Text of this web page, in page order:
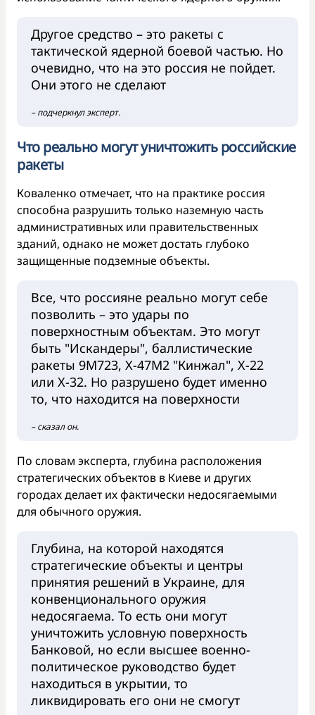
Другое средство – это ракеты с
тактической ядерной боевой частью. Но
очевидно, что на это россия не пойдет.
Они этого не сделают
– подчеркнул эксперт.
Что реально могут уничтожить российские
ракеты
Коваленко отмечает, что на практике россия
способна разрушить только наземную часть
административных или правительственных
зданий, однако не может достать глубоко
защищенные подземные объекты.
Все, что россияне реально могут себе
позволить – это удары по
поверхностным объектам. Это могут
быть "Искандеры", баллистические
ракеты 9М723, Х-47М2 "Кинжал", Х-22
или Х-32. Но разрушено будет именно
то, что находится на поверхности
– сказал он.
По словам эксперта, глубина расположения
стратегических объектов в Киеве и других
городах делает их фактически недосягаемыми
для обычного оружия.
Глубина, на которой находятся
стратегические объекты и центры
принятия решений в Украине, для
конвенционального оружия
недосягаема. То есть они могут
уничтожить условную поверхность
Банковой, но если высшее военно-
политическое руководство будет
находиться в укрытии, то
ликвидировать его они не смогут